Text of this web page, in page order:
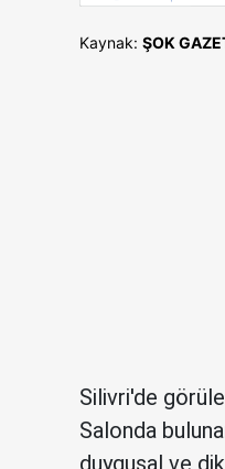
Kaynak: ŞOK
Silivri'de
Salonda
duygusal ve